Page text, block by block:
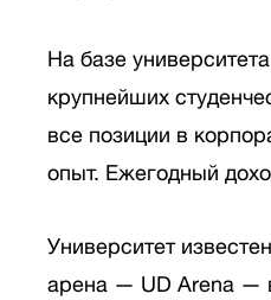
На базе
крупнейших
все позиции в
опыт. Ежегодный
Университет
арена — UD Arena —